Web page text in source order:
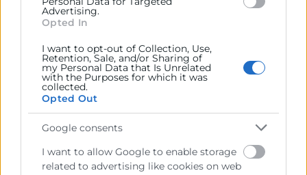
Advertising.
Opted In
I want to opt-out of Collection, Use,
Retention, Sale, and/or Sharing of
my Personal Data that Is Unrelated
with the Purposes for which it was
collected.
Opted Out
Google consents
I want to allow Google to enable storage
related to advertising like cookies on web
La alineación entre ambas áreas permite
experiencia del cliente y aumentar la
conversión comercial. En el contexto
actual, esta coordinación resulta
para desarrollar estrategias comerciales
más eficientesy centradas en el cliente.
Formar y desarrollar talento comercial